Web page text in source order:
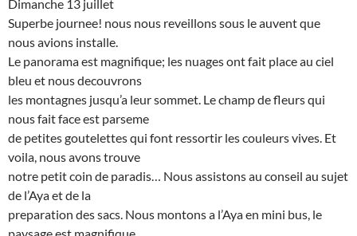
Dimanche 13 juillet
Superbe journee! nous nous reveillons sous le auvent que
nous avions installe.
Le panorama est magnifique; les nuages ont fait place au ciel
bleu et nous decouvrons
les montagnes jusqu’a leur sommet. Le champ de fleurs qui
nous fait face est parseme
de petites goutelettes qui font ressortir les couleurs vives. Et
voila, nous avons trouve
notre petit coin de paradis… Nous assistons au conseil au sujet
de l’Aya et de la
preparation des sacs. Nous montons a l’Aya en mini bus, le